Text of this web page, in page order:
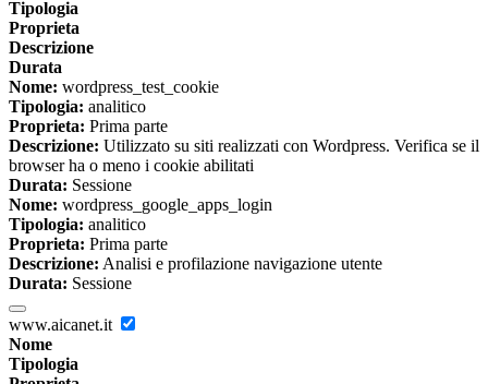
Tipologia
Proprieta
Descrizione
Durata
Nome: wordpress_test_cookie
Tipologia: analitico
Proprieta: Prima parte
Descrizione: Utilizzato su siti realizzati con Wordpress. Verifica se il
browser ha o meno i cookie abilitati
Durata: Sessione
Nome: wordpress_google_apps_login
Tipologia: analitico
Proprieta: Prima parte
Descrizione: Analisi e profilazione navigazione utente
Durata: Sessione
www.aicanet.it
Nome
Tipologia